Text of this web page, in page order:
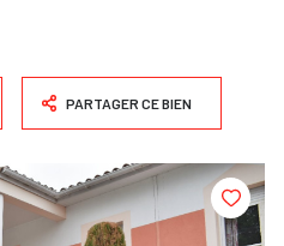
PARTAGER CE BIEN